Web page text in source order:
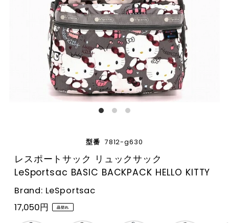
型番 7812-g630
レスポートサック リュックサック
LeSportsac BASIC BACKPACK HELLO KITTY
Brand: LeSportsac
17,050円 品切れ